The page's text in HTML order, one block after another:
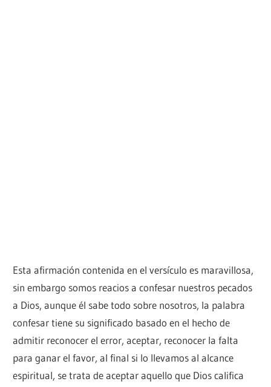
Esta afirmación contenida en el versículo es maravillosa,
sin embargo somos reacios a confesar nuestros pecados
a Dios, aunque él sabe todo sobre nosotros, la palabra
confesar tiene su significado basado en el hecho de
admitir reconocer el error, aceptar, reconocer la falta
para ganar el favor, al final si lo llevamos al alcance
espiritual, se trata de aceptar aquello que Dios califica